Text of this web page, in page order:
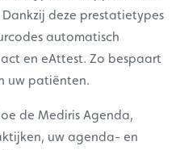
deze prestatietypes
automatisch
en eAttest. Zo bespaart
uw patiënten.
de Mediris Agenda,
uw agenda- en